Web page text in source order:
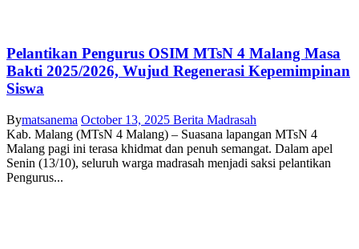
Pelantikan Pengurus OSIM MTsN 4 Malang Masa
Bakti 2025/2026, Wujud Regenerasi Kepemimpinan
Siswa
Bymatsanema October 13, 2025 Berita Madrasah
Kab. Malang (MTsN 4 Malang) – Suasana lapangan MTsN 4
Malang pagi ini terasa khidmat dan penuh semangat. Dalam apel
Senin (13/10), seluruh warga madrasah menjadi saksi pelantikan
Pengurus...